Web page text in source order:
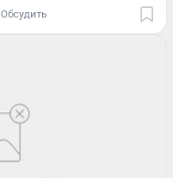
Обсудить